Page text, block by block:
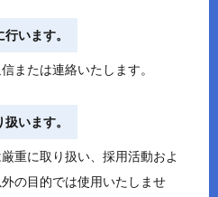
います。
または連絡いたします。
います。
重に取り扱い、採用活動およ
の目的では使用いたしませ